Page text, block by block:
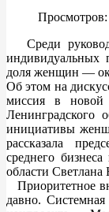
Среди
индивидуальных
доля женщин —
Об этом на
миссия в новой
Ленинградского
инициативы
рассказала
среднего
области
Приоритетное
давно.